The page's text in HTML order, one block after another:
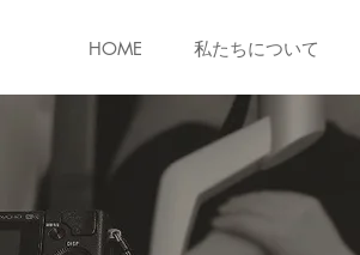
HOME 私たちについて